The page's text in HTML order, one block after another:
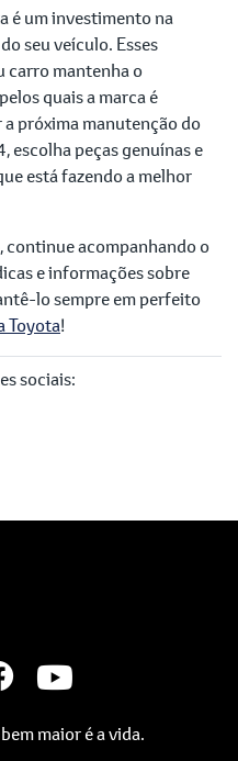
é um investimento na
seu veículo. Esses
carro mantenha o
quais a marca é
próxima manutenção do
escolha peças genuínas e
está fazendo a melhor
continue acompanhando o
e informações sobre
lo sempre em perfeito
Toyota!
sociais:
maior é a vida.